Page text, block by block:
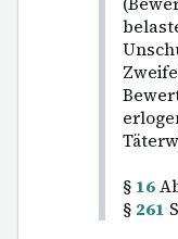
§ 16
§ 261